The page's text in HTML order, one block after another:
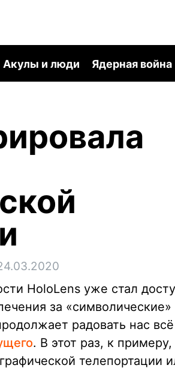
Акулы и люди Ядерная война
HoloLens уже стал
за «символические»
радовать нас
. В этот раз, к
телепортации